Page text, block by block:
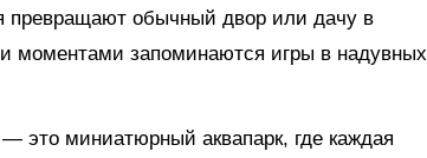
превращают обычный двор или дачу в
моментами запоминаются игры в надувных
это миниатюрный аквапарк, где каждая